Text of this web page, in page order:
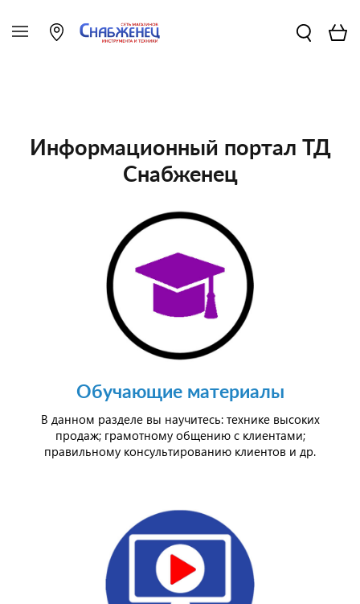
Информационный портал ТД
Снабженец
Обучающие материалы
В данном разделе вы научитесь: технике высоких
продаж; грамотному общению с клиентами;
правильному консультированию клиентов и др.